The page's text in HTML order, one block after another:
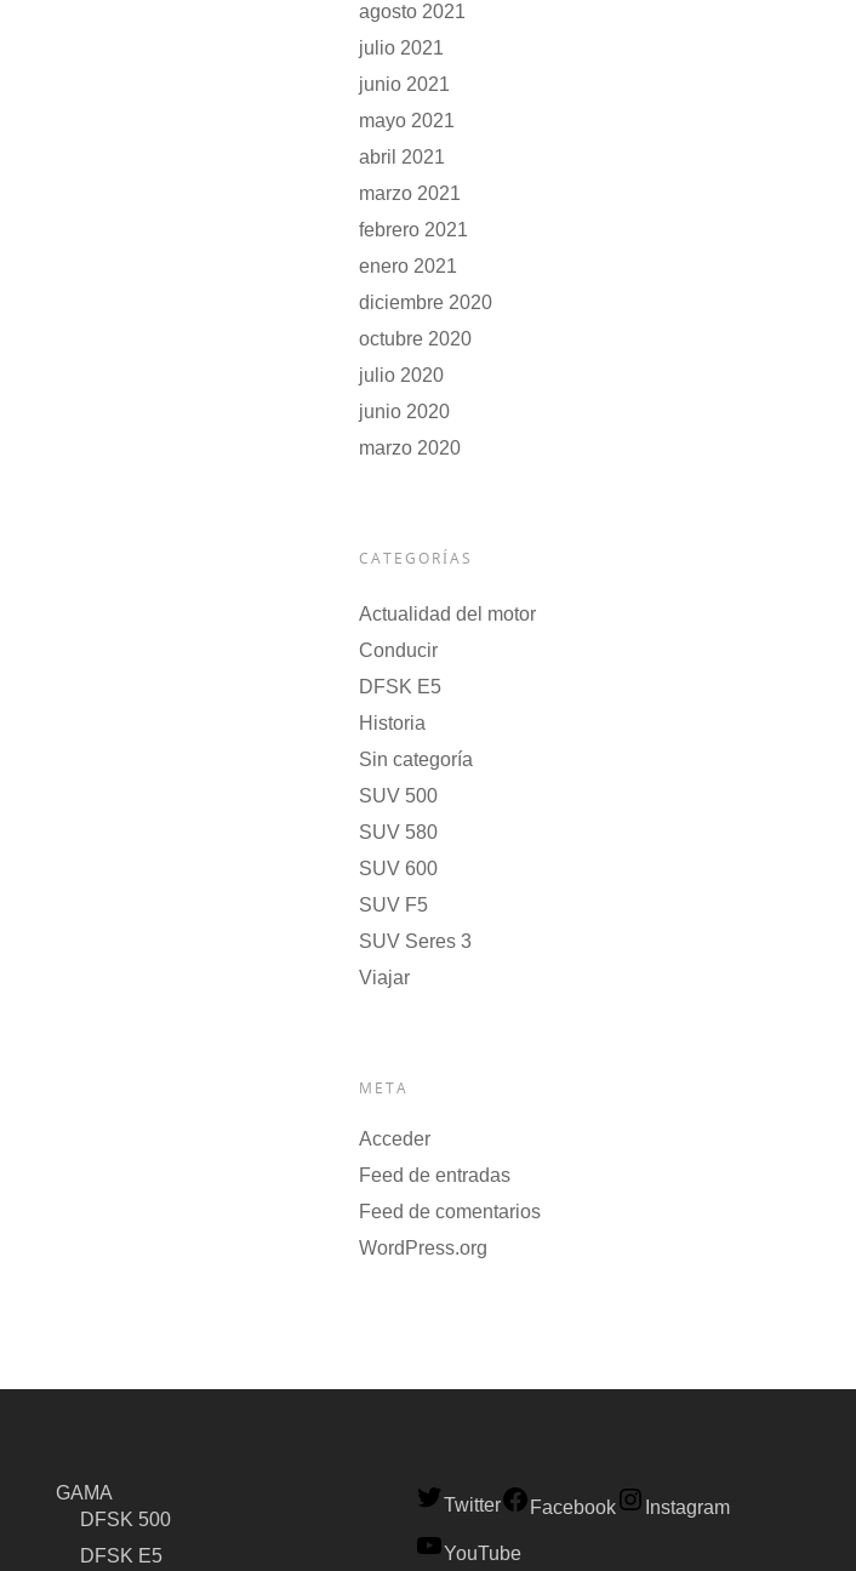
agosto 2021
julio 2021
junio 2021
mayo 2021
abril 2021
marzo 2021
febrero 2021
enero 2021
diciembre 2020
octubre 2020
julio 2020
junio 2020
marzo 2020
CATEGORÍAS
Actualidad del motor
Conducir
DFSK E5
Historia
Sin categoría
SUV 500
SUV 580
SUV 600
SUV F5
SUV Seres 3
Viajar
META
Acceder
Feed de entradas
Feed de comentarios
WordPress.org
GAMA
DFSK 500
DFSK E5
Twitter Facebook Instagram
YouTube